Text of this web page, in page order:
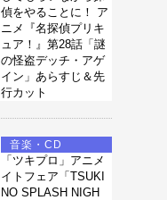
偵をやることに！ ア
ニメ『名探偵プリキ
ュア！』第28話「謎
の怪盗デッチ・アゲ
イン」あらすじ＆先
行カット
音楽・CD
「ツキプロ」アニメ
イトフェア「TSUKI
NO SPLASH NIGH